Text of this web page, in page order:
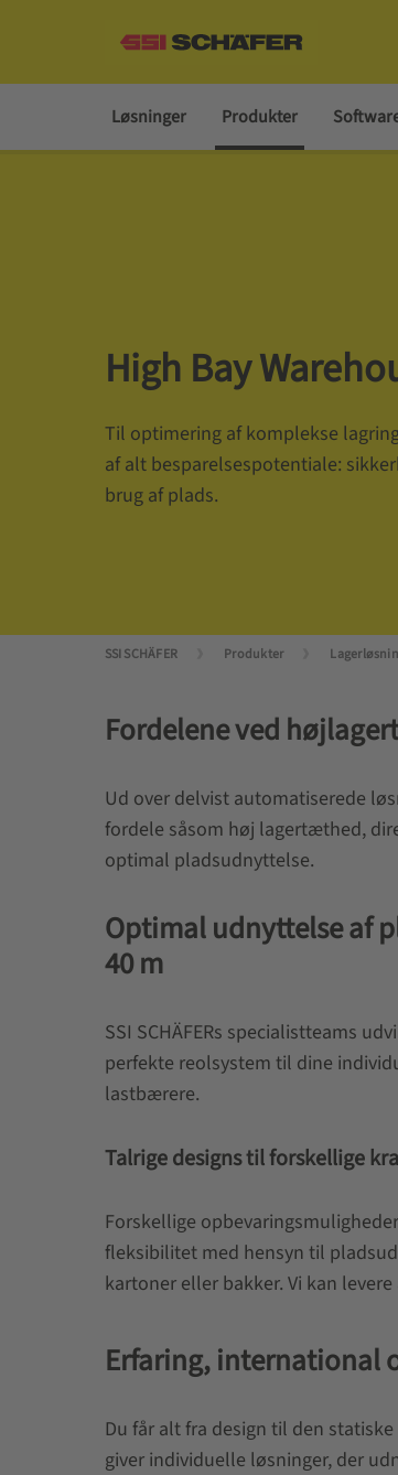
Løsninger Produkter
High Bay
Til optimering af komplekse
af alt besparelsespotentiale:
brug af plads.
SSI SCHÄFER Produkter
Fordelene ved
Ud over delvist automatiserede
fordele såsom høj lagertæthed,
optimal pladsudnyttelse.
Optimal udnyttelse af
40 m
SSI SCHÄFERs specialistteams
perfekte reolsystem til dine
lastbærere.
Talrige designs til forskellige
Forskellige
fleksibilitet med hensyn til
kartoner eller bakker. Vi kan
Erfaring, international
Du får alt fra design til den
giver individuelle løsninger, der